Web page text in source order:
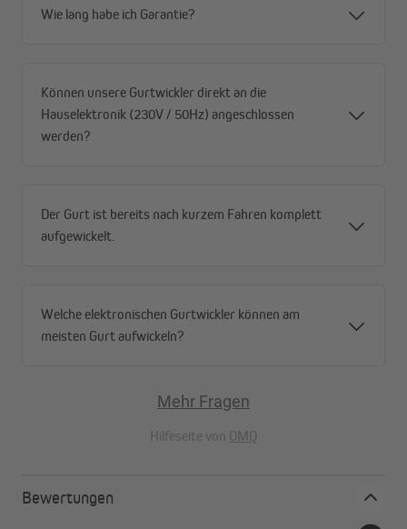
Wie lang habe ich Garantie?
Können unsere Gurtwickler direkt an die
Hauselektronik (230V / 50Hz) angeschlossen
werden?
Der Gurt ist bereits nach kurzem Fahren komplett
aufgewickelt.
Welche elektronischen Gurtwickler können am
meisten Gurt aufwickeln?
Mehr Fragen
Hilfeseite von OMQ
Bewertungen